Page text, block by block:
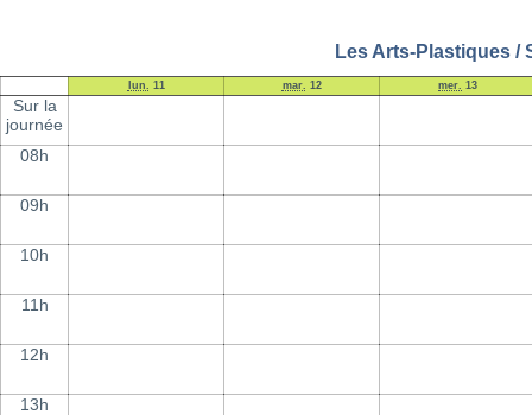
Les Arts-Plastiques /
lun. 11 mar. 12 mer. 13
Sur la
journée
08h
09h
10h
11h
12h
13h